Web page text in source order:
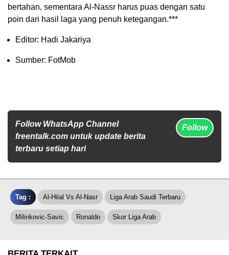
bertahan, sementara Al-Nassr harus puas dengan satu
poin dari hasil laga yang penuh ketegangan.***
Editor: Hadi Jakariya
Sumber: FotMob
Follow WhatsApp Channel
freentalk.com untuk update berita
terbaru setiap hari
Follow
Tag : Al-Hilal Vs Al-Nasr Liga Arab Saudi Terbaru
Milinkovic-Savic Ronaldo Skor Liga Arab